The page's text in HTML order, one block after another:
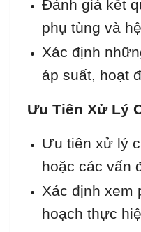
Đánh giá kết
phụ tùng và
Xác định
áp suất, hoạt
Ưu Tiên Xử Lý
Ưu tiên xử lý
hoặc các vấn
Xác định xem
hoạch thực